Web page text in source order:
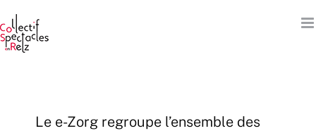
au
contenu
Le e-Zorg regroupe l’ensemble des